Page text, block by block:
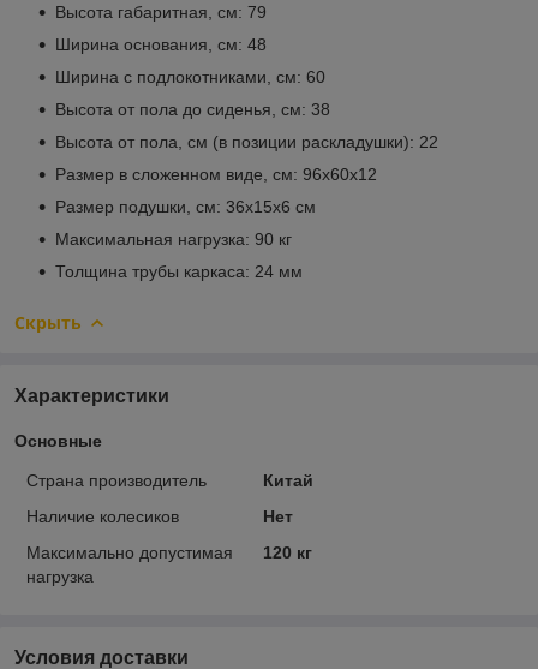
Высота габаритная, см: 79
Ширина основания, см: 48
Ширина с подлокотниками, см: 60
Высота от пола до сиденья, см: 38
Высота от пола, см (в позиции раскладушки): 22
Размер в сложенном виде, см: 96х60х12
Размер подушки, см: 36х15х6 см
Максимальная нагрузка: 90 кг
Толщина трубы каркаса: 24 мм
Скрыть
Характеристики
Основные
Страна производитель
Китай
Наличие колесиков
Нет
Максимально допустимая
нагрузка
120 кг
Условия доставки